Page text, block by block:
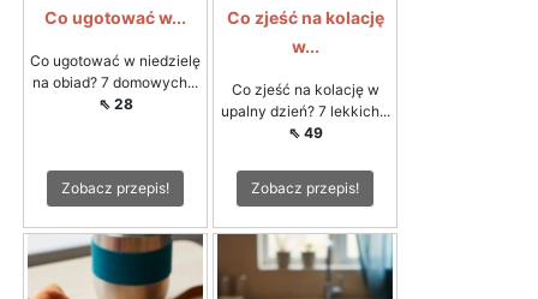
Co ugotować w...
Co ugotować w niedzielę
na obiad? 7 domowych...
⇖ 28
Zobacz przepis!
Co zjeść na kolację
w...
Co zjeść na kolację w
upalny dzień? 7 lekkich...
⇖ 49
Zobacz przepis!